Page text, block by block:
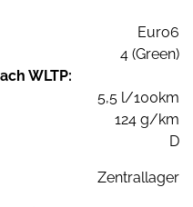
Euro6
4 (Green)
WLTP:
5,5 l/100km
124 g/km
D
Zentrallager